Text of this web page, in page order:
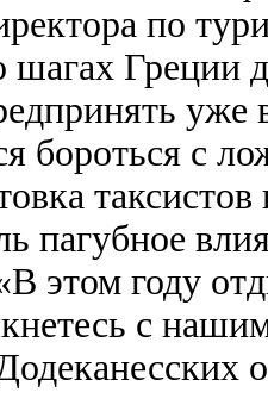
по
шагах Греции
уже
бороться с
пагубное
этом году
с